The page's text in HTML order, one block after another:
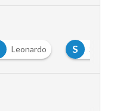
Leonardo S Sogei